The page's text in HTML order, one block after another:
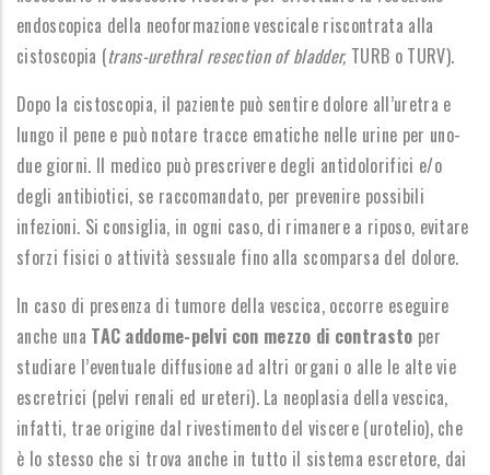
endoscopica della neoformazione vescicale riscontrata alla
cistoscopia (trans-urethral resection of bladder, TURB o TURV).
Dopo la cistoscopia, il paziente può sentire dolore all’uretra e
lungo il pene e può notare tracce ematiche nelle urine per uno-
due giorni. Il medico può prescrivere degli antidolorifici e/o
degli antibiotici, se raccomandato, per prevenire possibili
infezioni. Si consiglia, in ogni caso, di rimanere a riposo, evitare
sforzi fisici o attività sessuale fino alla scomparsa del dolore.
In caso di presenza di tumore della vescica, occorre eseguire
anche una TAC addome-pelvi con mezzo di contrasto per
studiare l’eventuale diffusione ad altri organi o alle le alte vie
escretrici (pelvi renali ed ureteri). La neoplasia della vescica,
infatti, trae origine dal rivestimento del viscere (urotelio), che
è lo stesso che si trova anche in tutto il sistema escretore, dai